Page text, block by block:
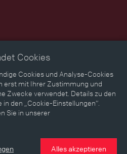
Landkarte Erinnerungen
Cookies
Cookies und Analyse-Cookies
erst mit Ihrer Zustimmung und
Zwecke verwendet. Details zu den
den „Cookie-Einstellungen“.
Sie in unserer
Alles akzeptieren